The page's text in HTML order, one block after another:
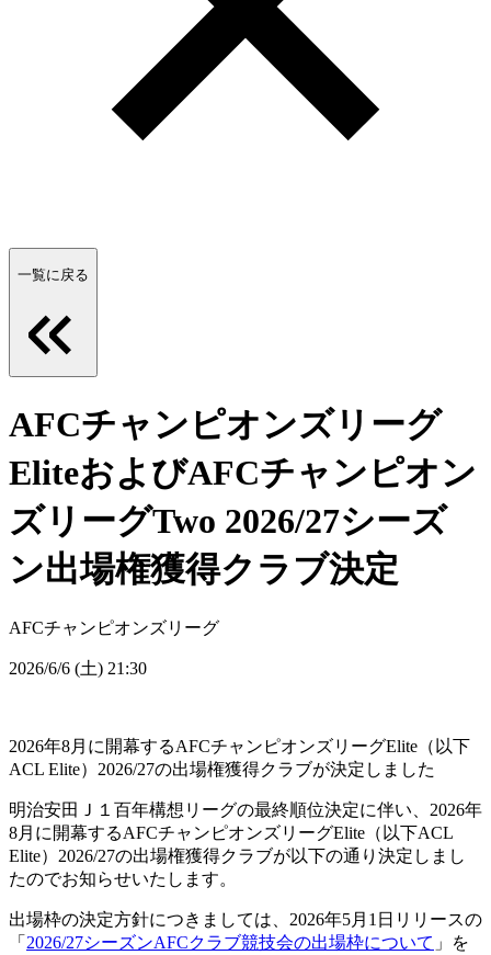
一覧に戻る
AFCチャンピオンズリーグ
EliteおよびAFCチャンピオン
ズリーグTwo 2026/27シーズ
ン出場権獲得クラブ決定
AFCチャンピオンズリーグ
2026/6/6 (土) 21:30
2026年8月に開幕するAFCチャンピオンズリーグElite（以下
ACL Elite）2026/27の出場権獲得クラブが決定しました
明治安田Ｊ１百年構想リーグの最終順位決定に伴い、2026年
8月に開幕するAFCチャンピオンズリーグElite（以下ACL
Elite）2026/27の出場権獲得クラブが以下の通り決定しまし
たのでお知らせいたします。
出場枠の決定方針につきましては、2026年5月1日リリースの
「 2026/27シーズンAFCクラブ競技会の出場枠について 」を